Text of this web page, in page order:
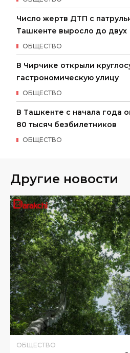
Число жертв ДТП с
Ташкенте выросло до двух
ОБЩЕСТВО
В Чирчике открыли
гастрономическую улицу
ОБЩЕСТВО
В Ташкенте с начала года
80 тысяч безбилетников
ОБЩЕСТВО
Другие новости
ОБЩЕСТВО